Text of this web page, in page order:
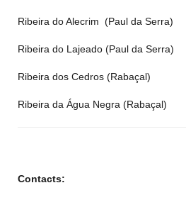
Ribeira do Alecrim (Paul da Serra)
Ribeira do Lajeado (Paul da Serra)
Ribeira dos Cedros (Rabaçal)
Ribeira da Água Negra (Rabaçal)
Contacts: